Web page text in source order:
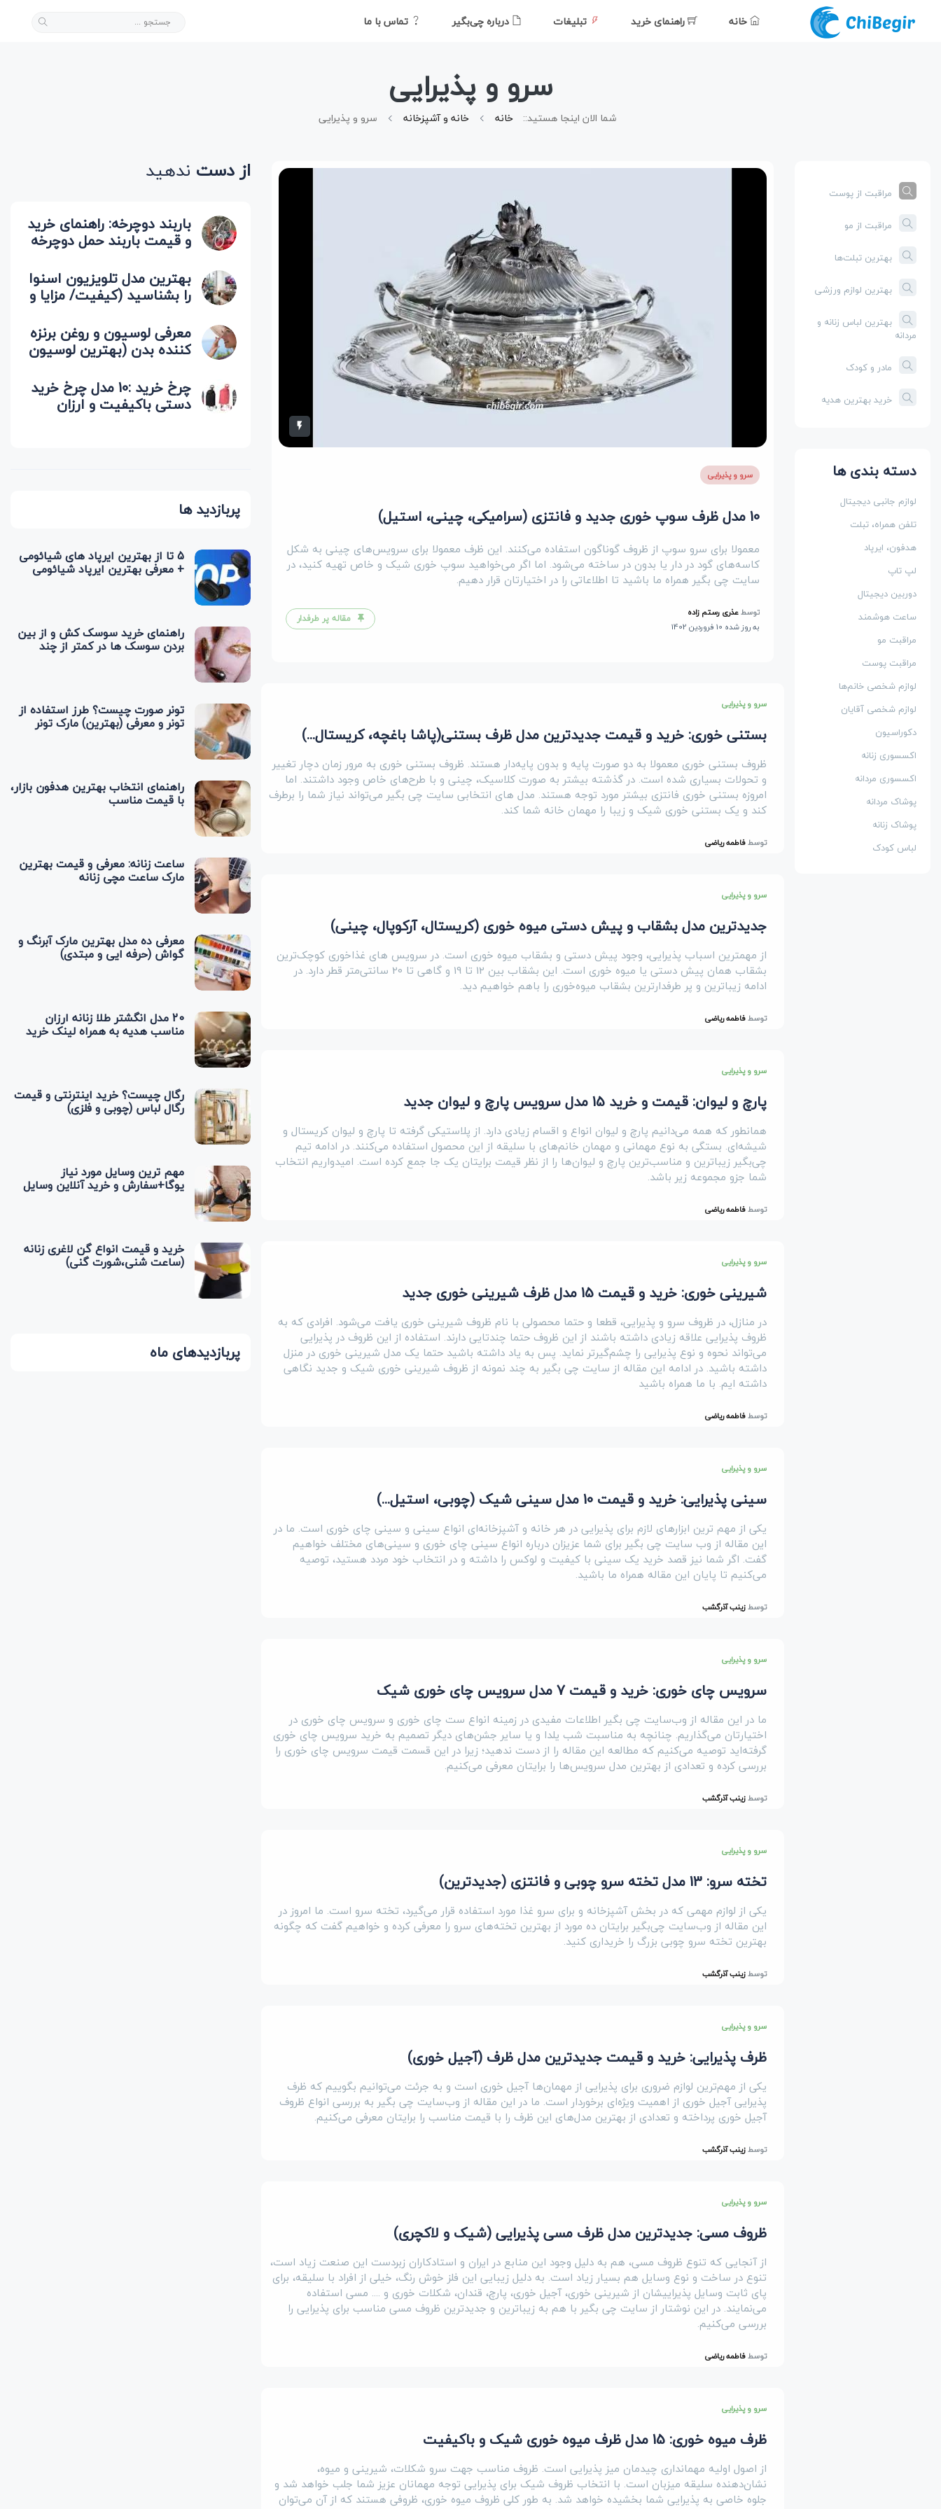
خانه راهنمای خرید تبلیغات درباره چی‌بگیر تماس با ما
سرو و پذیرایی
شما الان اینجا هستید:: خانه خانه و آشپزخانه سرو و پذیرایی
مراقبت از پوست
مراقبت از مو
بهترین تبلت‌ها
بهترین لوازم ورزشی
بهترین لباس زنانه و
مردانه
مادر و کودک
خرید بهترین هدیه
دسته بندی ها
لوازم جانبی دیجیتال
تلفن همراه، تبلت
هدفون، ایرپاد
لپ تاپ
دوربین دیجیتال
ساعت هوشمند
مراقبت مو
مراقبت پوست
لوازم شخصی خانم‌ها
لوازم شخصی آقایان
دکوراسیون
اکسسوری زنانه
اکسسوری مردانه
پوشاک مردانه
پوشاک زنانه
لباس کودک
سرو و پذیرایی
10 مدل ظرف سوپ خوری جدید و فانتزی (سرامیکی، چینی، استیل)
معمولا برای سرو سوپ از ظروف گوناگون استفاده می‌کنند. این ظرف معمولا برای سرویس‌های چینی به شکل
کاسه‌های گود در دار یا بدون در ساخته می‌شود. اما اگر می‌خواهید سوپ خوری شیک و خاص تهیه کنید، در
سایت چی بگیر همراه ما باشید تا اطلاعاتی را در اختیارتان قرار دهیم.
توسطعذری رستم زاده
به روز شده 10 فروردین 1402
مقاله پر طرفدار
سرو و پذیرایی
بستنی خوری: خرید و قیمت جدیدترین مدل ظرف بستنی(پاشا باغچه، کریستال...)
ظروف بستنی خوری معمولا به دو صورت پایه و بدون پایه‌دار هستند. ظروف بستنی خوری به مرور زمان دچار تغییر
و تحولات بسیاری شده است. در گذشته بیشتر به صورت کلاسیک، چینی و با طرح‌های خاص وجود داشتند. اما
امروزه بستنی خوری فانتزی بیشتر مورد توجه هستند. مدل های انتخابی سایت چی بگیر می‌تواند نیاز شما را برطرف
کند و یک بستنی خوری شیک و زیبا را مهمان خانه شما کند.
توسطفاطمه ریاضی
سرو و پذیرایی
جدیدترین مدل بشقاب و پیش دستی میوه خوری (کریستال، آرکوپال، چینی)
از مهمترین اسباب پذیرایی، وجود پیش‌ دستی و بشقاب میوه‌ خوری‌ است. در سرویس‌ های غذاخوری کوچک‌ترین
بشقاب همان پیش‌ دستی یا میوه خوری است. این بشقاب بین 12 تا 19 و گاهی تا 20 سانتی‌متر قطر دارد. در
ادامه زیباترین و پر طرفدارترین بشقاب‌ میوه‌خوری را باهم خواهیم دید.
توسطفاطمه ریاضی
سرو و پذیرایی
پارچ و لیوان: قیمت و خرید 15 مدل سرویس پارچ و لیوان جدید
همانطور که همه می‌دانیم پارچ و لیوان انواع و اقسام زیادی دارد. از پلاستیکی گرفته تا پارچ و لیوان کریستال و
شیشه‌ای. بستگی به نوع مهمانی و مهمان خانم‌های با سلیقه از این محصول استفاده می‌کنند. در ادامه تیم
چی‌بگیر زیباترین و مناسب‌ترین پارچ و لیوان‌ها را از نظر قیمت برایتان یک جا جمع کرده است. امیدواریم انتخاب
شما جزو مجموعه زیر باشد.
توسطفاطمه ریاضی
سرو و پذیرایی
شیرینی خوری: خرید و قیمت 15 مدل ظرف شیرینی خوری جدید
در منازل، در ظروف سرو و پذیرایی، قطعا و حتما محصولی با نام ظروف شیرینی خوری یافت می‌شود. افرادی که به
ظروف پذیرایی علاقه زیادی داشته باشند از این ظروف حتما چندتایی دارند. استفاده از این ظروف در پذیرایی
می‌تواند نحوه و نوع پذیرایی را چشم‌گیرتر نماید. پس به یاد داشته باشید حتما یک مدل شیرینی خوری در منزل
داشته باشید. در ادامه این مقاله از سایت چی‌ بگیر به چند نمونه از ظروف شیرینی خوری شیک و جدید نگاهی
داشته ایم. با ما همراه باشید
توسطفاطمه ریاضی
سرو و پذیرایی
سینی پذیرایی: خرید و قیمت 10 مدل سینی شیک (چوبی، استیل...)
یکی از مهم ترین ابزارهای لازم برای پذیرایی در هر خانه و آشپزخانه‌ای انواع سینی و سینی چای خوری است. ما در
این مقاله از وب سایت چی بگیر برای شما عزیزان درباره انواع سینی چای خوری و سینی‌های مختلف خواهیم
گفت. اگر شما نیز قصد خرید یک سینی با کیفیت و لوکس را داشته و در انتخاب خود مردد هستید، توصیه
می‌کنیم تا پایان این مقاله همراه ما باشید.
توسطزینب آذرگشب
سرو و پذیرایی
سرویس چای خوری: خرید و قیمت 7 مدل سرویس چای خوری شیک
ما در این مقاله از وب‌سایت چی‌ بگیر اطلاعات مفیدی در زمینه انواع ست چای خوری و سرویس چای خوری در
اختیارتان می‌گذاریم. چنانچه به مناسبت شب یلدا و یا سایر جشن‌های دیگر تصمیم به خرید سرویس چای خوری
گرفته‌اید توصیه می‌کنیم که مطالعه این مقاله را از دست ندهید؛ زیرا در این قسمت قیمت سرویس‌ چای خوری را
بررسی کرده و تعدادی از بهترین مدل سرویس‌ها را برایتان معرفی می‌کنیم.
توسطزینب آذرگشب
سرو و پذیرایی
تخته سرو: 13 مدل تخته سرو چوبی و فانتزی (جدیدترین)
یکی از لوازم مهمی که در بخش آشپزخانه و برای سرو غذا مورد استفاده قرار می‌گیرد، تخته سرو است. ما امروز در
این مقاله از وب‌سایت چی‌بگیر برایتان ده مورد از بهترین تخته‌‌های سرو را معرفی کرده و خواهیم گفت که چگونه
بهترین تخته سرو چوبی بزرگ را خریداری کنید.
توسطزینب آذرگشب
سرو و پذیرایی
ظرف پذیرایی: خرید و قیمت جدیدترین مدل ظرف (آجیل خوری)
یکی از مهم‌ترین لوازم ضروری برای پذیرایی از مهمان‌ها آجیل خوری است و به جرئت می‌توانیم بگوییم که ظرف
پذیرایی آجیل خوری از اهمیت ویژه‌ای برخوردار است. ما در این مقاله از وب‌سایت چی بگیر به بررسی انواع ظروف
آجیل خوری پرداخته و تعدادی از بهترین مدل‌های این ظرف را با قیمت مناسب را برایتان معرفی می‌کنیم.
توسطزینب آذرگشب
سرو و پذیرایی
ظروف مسی: جدیدترین مدل ظرف مسی پذیرایی (شیک و لاکچری)
از آنجایی که تنوع ظروف مسی، هم به دلیل وجود این منابع در ایران و استادکاران زبردست این صنعت زیاد است،
تنوع در ساخت و نوع وسایل هم بسیار زیاد است. به دلیل زیبایی این فلز خوش رنگ، خیلی از افراد با سلیقه، برای
پای ثابت وسایل پذیراییشان از شیرینی خوری، آجیل خوری، پارچ، قندان، شکلات خوری و .... مسی استفاده
می‌نمایند. در این نوشتار از سایت چی بگیر با هم به زیباترین و جدیدترین ظروف مسی مناسب برای پذیرایی را
بررسی می‌کنیم.
توسطفاطمه ریاضی
سرو و پذیرایی
ظرف میوه خوری: 15 مدل ظرف میوه خوری شیک و باکیفیت
از اصول اولیه مهمانداری چیدمان میز پذیرایی است. ظروف مناسب جهت سرو شکلات، شیرینی و میوه،
نشان‌دهنده سلیقه میزبان است. با انتخاب ظروف شیک برای پذیرایی توجه مهمانان عزیز شما جلب خواهد شد و
جلوه خاصی به پذیرایی شما بخشیده خواهد شد. به طور کلی ظروف میوه خوری، ظروفی هستند که از آن می‌توان
از دست ندهید
باربند دوچرخه: راهنمای خرید
و قیمت باربند حمل دوچرخه
بهترین مدل تلویزیون اسنوا
را بشناسید (کیفیت/ مزایا و
معرفی لوسیون و روغن برنزه
کننده بدن (بهترین لوسیون
چرخ خرید :10 مدل چرخ خرید
دستی باکیفیت و ارزان
پربازدید ها
5 تا از بهترین ایرپاد های شیائومی
+ معرفی بهترین ایرپاد شیائومی
راهنمای خرید سوسک کش و از بین
بردن سوسک‌ ها در کمتر از چند
دقیقه
تونر صورت چیست؟ طرز استفاده از
تونر و معرفی (بهترین) مارک تونر
راهنمای انتخاب بهترین هدفون بازار،
با قیمت مناسب
ساعت زنانه: معرفی و قیمت بهترین
مارک ساعت مچی زنانه
معرفی ده مدل بهترین مارک آبرنگ و
گواش (حرفه ایی و مبتدی)
20 مدل انگشتر طلا زنانه ارزان
مناسب هدیه به همراه لینک خرید
رگال چیست؟ خرید اینترنتی و قیمت
رگال لباس (چوبی و فلزی)
مهم ترین وسایل مورد نیاز
یوگا+سفارش و خرید آنلاین وسایل
یوگا
خرید و قیمت انواع گن لاغری زنانه
(ساعت شنی،شورت گنی)
پربازدیدهای ماه